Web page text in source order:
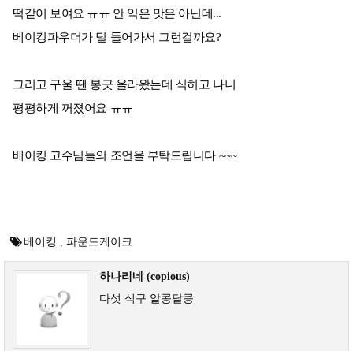
떡같이 보여요 ㅠㅠ 안 익은 맛은 아닌데...
베이킹파우더가 덜 들어가서 그런걸까요?
그리고 구울 땐 봉긋 올라왔는데 식히고 나니
평평하게 꺼졌어요 ㅠㅠ
베이킹 고수님들의 조언을 부탁드립니다 ~~~
베이킹 , 파운드케이크
하나리네 (copious)
다섯 식구 알콩달콩